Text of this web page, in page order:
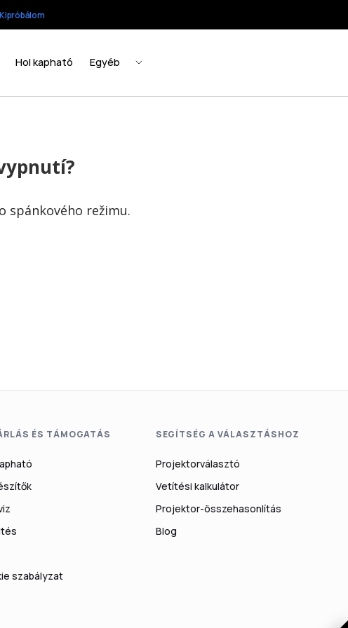
spánkového režimu.
ÉS TÁMOGATÁS
szabályzat
SEGÍTSÉG A VÁLASZTÁSHOZ
Projektorválasztó
Vetítési kalkulátor
Projektor-összehasonlítás
Blog